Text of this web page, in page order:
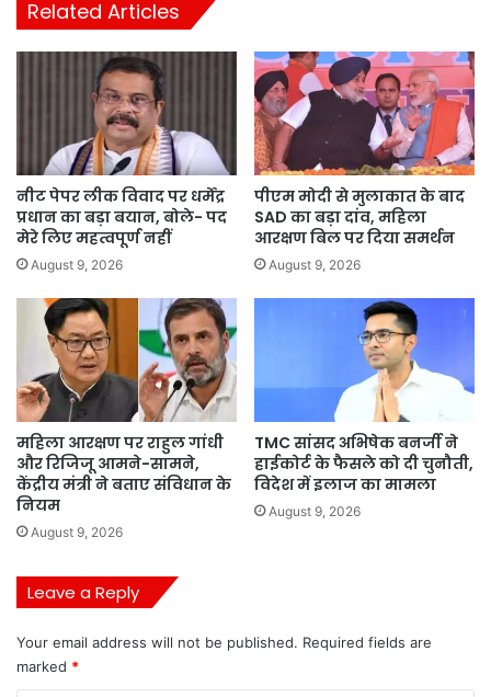
Related Articles
नीट पेपर लीक विवाद पर धर्मेंद्र
प्रधान का बड़ा बयान, बोले- पद
मेरे लिए महत्वपूर्ण नहीं
August 9, 2026
पीएम मोदी से मुलाकात के बाद
SAD का बड़ा दांव, महिला
आरक्षण बिल पर दिया समर्थन
August 9, 2026
महिला आरक्षण पर राहुल गांधी
और रिजिजू आमने-सामने,
केंद्रीय मंत्री ने बताए संविधान के
नियम
August 9, 2026
TMC सांसद अभिषेक बनर्जी ने
हाईकोर्ट के फैसले को दी चुनौती,
विदेश में इलाज का मामला
August 9, 2026
Leave a Reply
Your email address will not be published. Required fields are
marked *